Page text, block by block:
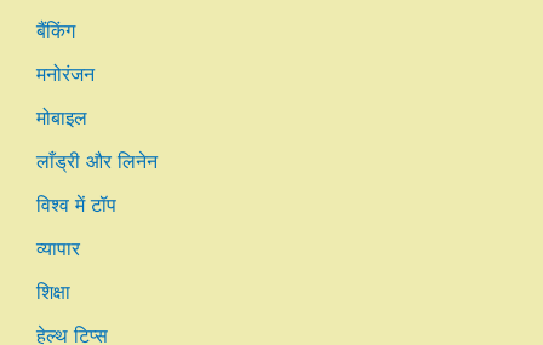
बैंकिंग
मनोरंजन
मोबाइल
लाँड्री और लिनेन
विश्व में टॉप
व्यापार
शिक्षा
हेल्थ टिप्स